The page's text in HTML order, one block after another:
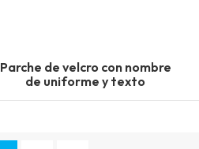
Parche de velcro con nombre
de uniforme y texto